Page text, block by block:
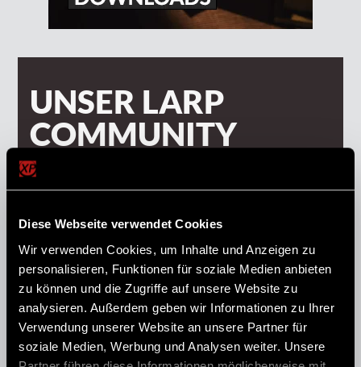
Diese Webseite verwendet Cookies
Wir verwenden Cookies, um Inhalte und Anzeigen zu
personalisieren, Funktionen für soziale Medien anbieten
zu können und die Zugriffe auf unsere Website zu
analysieren. Außerdem geben wir Informationen zu Ihrer
Verwendung unserer Website an unsere Partner für
soziale Medien, Werbung und Analysen weiter. Unsere
UNSER LARP
COMMUNITY
NEWSLETTER
Adresse in unseren Newsletter ein und wir
informieren Dich über LARPs, Community-
Aktionen und Spielwelten unserer LARP
Communtiy.